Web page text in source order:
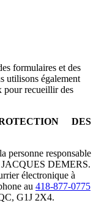
formulaires et des
utilisons également
pour recueillir des
DES
responsable
JACQUES DEMERS.
électronique à
au 418-877-0775
G1J 2X4.